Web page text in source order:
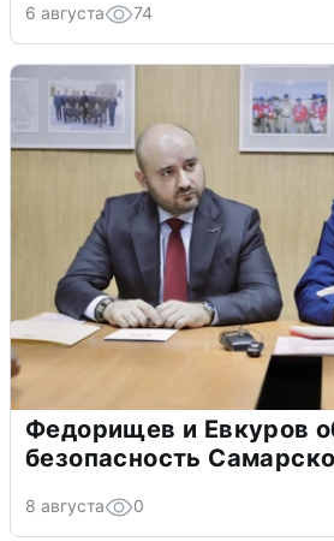
6 августа 74
Федорищев и Евкуров
безопасность
8 августа 0